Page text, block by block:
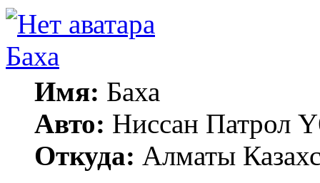
Баха
Имя: Баха
Авто: Ниссан Патрол
Откуда: Алматы